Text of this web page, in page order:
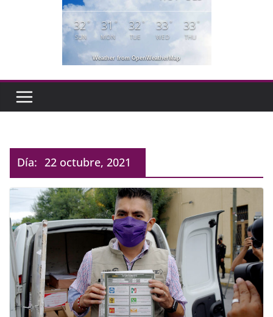
32°
SUN
31°
MON
32°
TUE
33°
WED
33°
THU
Weather from OpenWeatherMap
Día: 22 octubre, 2021